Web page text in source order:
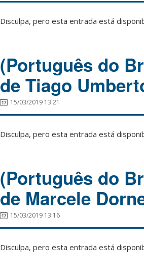
Disculpa, pero esta entrada está
(Português do
de Tiago
15/03/2019 13:21
Disculpa, pero esta entrada está
(Português do
de Marcele
15/03/2019 13:16
Disculpa, pero esta entrada está